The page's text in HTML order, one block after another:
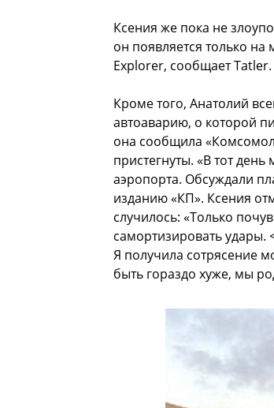
Ксения же пока не
он появляется только
Explorer, сообщает Tatler.
Кроме того, Анатолий
автоаварию, о которой
она сообщила
пристегнуты. «В тот
аэропорта. Обсуждали
изданию «КП». Ксения
случилось: «Только
самортизировать
Я получила сотрясение
быть гораздо хуже, мы